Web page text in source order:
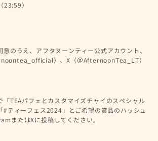
）
のうえ、アフタヌーンティー公式アカウント、
）、X（＠AfternoonTea_LT）
「TEAパフェとカスタマイズチャイのスペシャル
#ティーフェス2024」とご希望の賞品のハッシュ
またはXに投稿してください。